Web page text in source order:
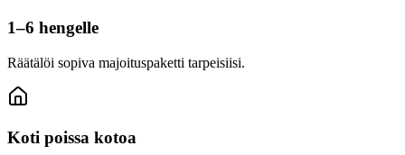
1–6 hengelle
Räätälöi sopiva majoituspaketti tarpeisiisi.
Koti poissa kotoa